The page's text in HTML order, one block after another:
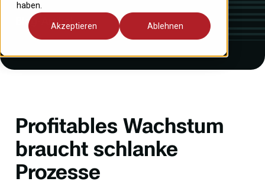
haben.
Akzeptieren Ablehnen
Blog-Artikel
Profitables Wachstum
braucht schlanke
Prozesse